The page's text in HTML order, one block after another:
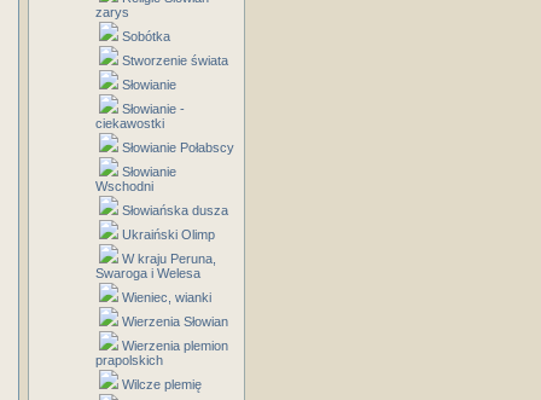
zarys
Sobótka
Stworzenie świata
Słowianie
Słowianie -
ciekawostki
Słowianie Połabscy
Słowianie
Wschodni
Słowiańska dusza
Ukraiński Olimp
W kraju Peruna,
Swaroga i Welesa
Wieniec, wianki
Wierzenia Słowian
Wierzenia plemion
prapolskich
Wilcze plemię